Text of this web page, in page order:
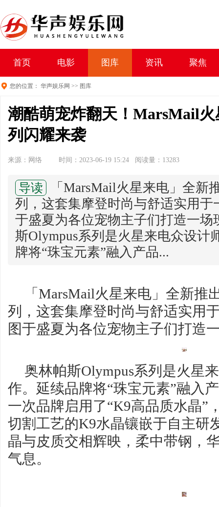
首页 电影 图库 资讯 聚焦
您的位置： 华声娱乐网 >> 图库
潮酷萌宠炸翻天！MarsMail
列闪耀来袭
来源：网络 时间：2023-06-19 15:24 阅读量：13283
导读
「MarsMail火星来电」全新
列，这套集摩登时尚与舒适实用于
于盛夏为各位宠物主子们打造一场
斯Olympus系列是火星来电众设计
牌将“珠宝元素”融入产品...
「MarsMail火星来电」全新推
列，这套集摩登时尚与舒适实用
图于盛夏为各位宠物主子们打造
奥林帕斯Olympus系列是火星
作。延续品牌将“珠宝元素”融入
一次品牌启用了“K9高品质水晶”
切割工艺的K9水晶镶嵌于自主研
晶与皮质交相辉映，柔中带钢，
气息。